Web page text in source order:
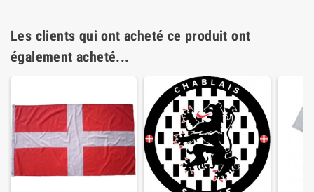
Les clients qui ont acheté ce produit ont
également acheté...